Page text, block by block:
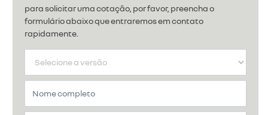
para solicitar uma cotação, por favor, preencha o
formulário abaixo que entraremos em contato
rapidamente.